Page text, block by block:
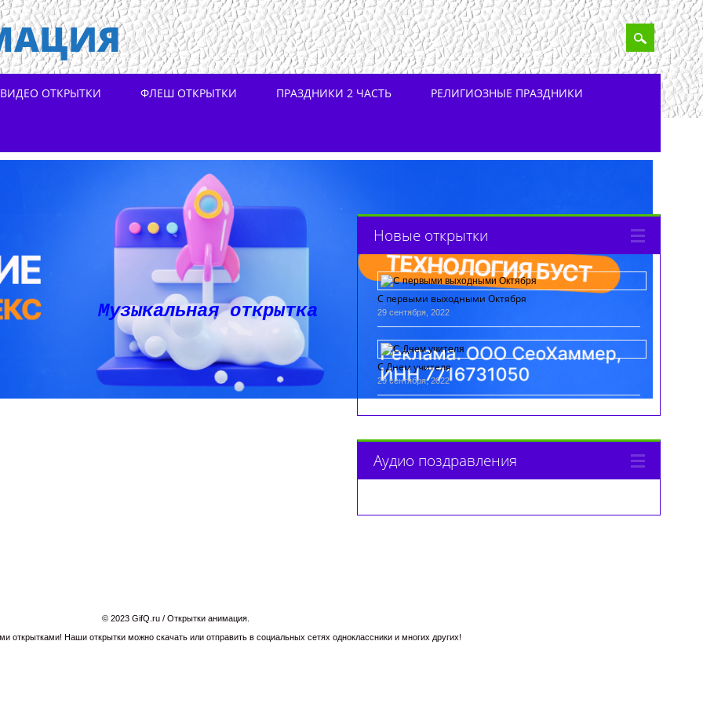
ВИДЕО ОТКРЫТКИ ФЛЕШ ОТКРЫТКИ ПРАЗДНИКИ 2 ЧАСТЬ РЕЛИГИОЗНЫЕ ПРАЗДНИКИ
Музыкальная открытка
Новые открытки
С первыми выходными Октября
29 сентября, 2022
С Днем учителя
29 сентября, 2022
Аудио поздравления
© 2023 GifQ.ru / Открытки анимация.
открытками! Наши открытки можно скачать или отправить в социальных сетях одноклассники и многих других!